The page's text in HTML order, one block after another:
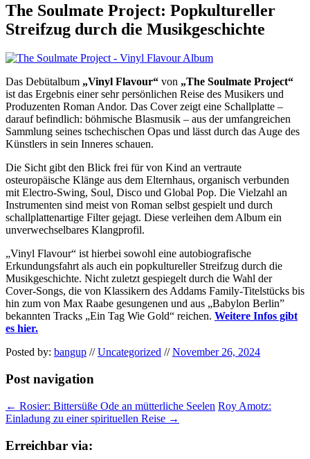
The Soulmate Project: Popkultureller
Streifzug durch die Musikgeschichte
Das Debütalbum „Vinyl Flavour“ von „The Soulmate Project“
ist das Ergebnis einer sehr persönlichen Reise des Musikers und
Produzenten Roman Andor. Das Cover zeigt eine Schallplatte –
darauf befindlich: böhmische Blasmusik – aus der umfangreichen
Sammlung seines tschechischen Opas und lässt durch das Auge des
Künstlers in sein Inneres schauen.
Die Sicht gibt den Blick frei für von Kind an vertraute
osteuropäische Klänge aus dem Elternhaus, organisch verbunden
mit Electro-Swing, Soul, Disco und Global Pop. Die Vielzahl an
Instrumenten sind meist von Roman selbst gespielt und durch
schallplattenartige Filter gejagt. Diese verleihen dem Album ein
unverwechselbares Klangprofil.
„Vinyl Flavour“ ist hierbei sowohl eine autobiografische
Erkundungsfahrt als auch ein popkultureller Streifzug durch die
Musikgeschichte. Nicht zuletzt gespiegelt durch die Wahl der
Cover-Songs, die von Klassikern des Addams Family-Titelstücks bis
hin zum von Max Raabe gesungenen und aus „Babylon Berlin”
bekannten Tracks „Ein Tag Wie Gold“ reichen. Weitere Infos gibt
es hier.
Posted by: bangup // Uncategorized // November 26, 2024
Post navigation
← Rosier: Bittersüße Ode an mütterliche Seelen Roy Amotz:
Einladung zu einer spirituellen Reise →
Erreichbar via: